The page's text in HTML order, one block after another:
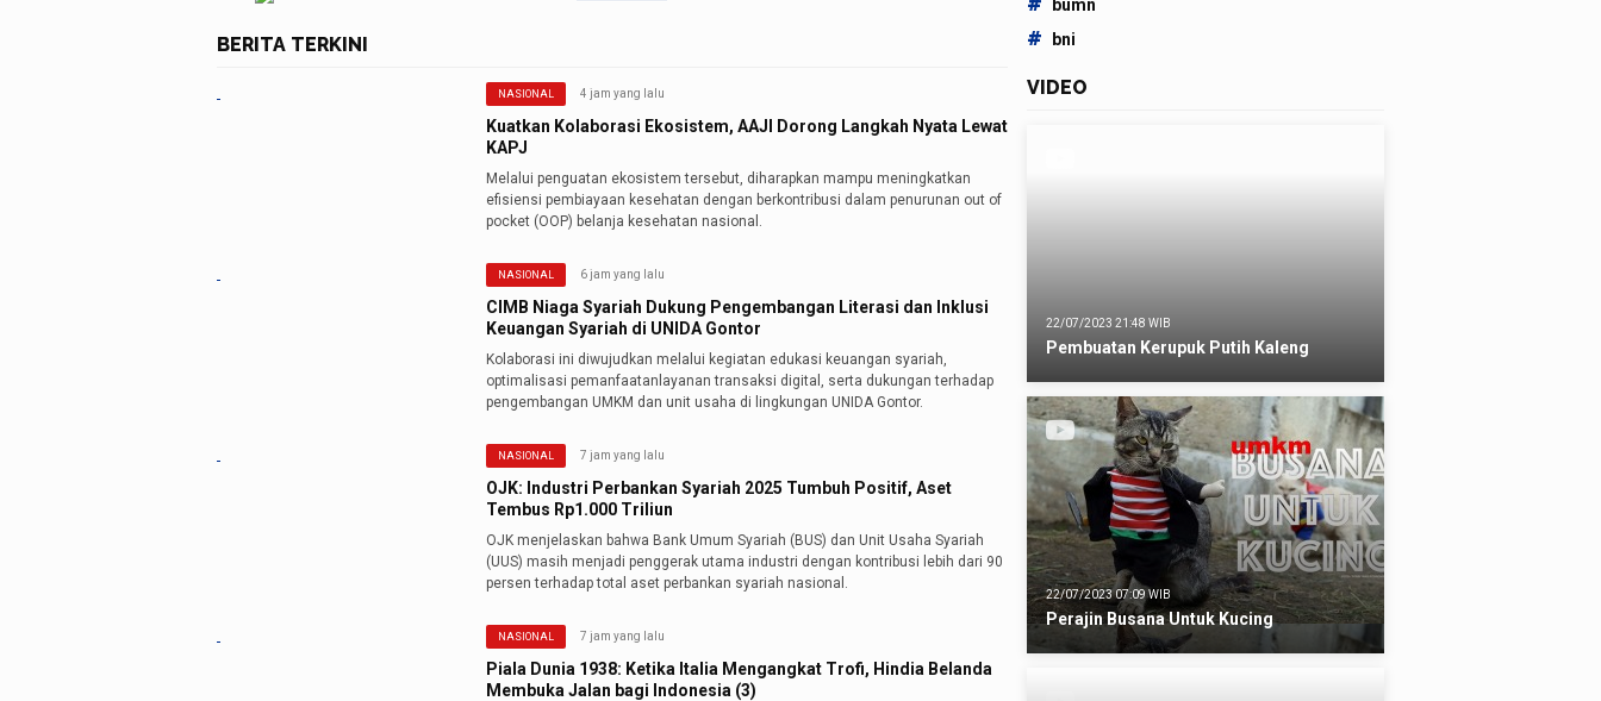
BERITA TERKINI
NASIONAL 4 jam yang lalu
Kuatkan Kolaborasi Ekosistem, AAJI Dorong Langkah Nyata Lewat
KAPJ
Melalui penguatan ekosistem tersebut, diharapkan mampu meningkatkan
efisiensi pembiayaan kesehatan dengan berkontribusi dalam penurunan out of
pocket (OOP) belanja kesehatan nasional.
NASIONAL 6 jam yang lalu
CIMB Niaga Syariah Dukung Pengembangan Literasi dan Inklusi
Keuangan Syariah di UNIDA Gontor
Kolaborasi ini diwujudkan melalui kegiatan edukasi keuangan syariah,
optimalisasi pemanfaatanlayanan transaksi digital, serta dukungan terhadap
pengembangan UMKM dan unit usaha di lingkungan UNIDA Gontor.
NASIONAL 7 jam yang lalu
OJK: Industri Perbankan Syariah 2025 Tumbuh Positif, Aset
Tembus Rp1.000 Triliun
OJK menjelaskan bahwa Bank Umum Syariah (BUS) dan Unit Usaha Syariah
(UUS) masih menjadi penggerak utama industri dengan kontribusi lebih dari 90
persen terhadap total aset perbankan syariah nasional.
NASIONAL 7 jam yang lalu
Piala Dunia 1938: Ketika Italia Mengangkat Trofi, Hindia Belanda
Membuka Jalan bagi Indonesia (3)
bumn
# bni
VIDEO
22/07/2023 21:48 WIB
Pembuatan Kerupuk Putih Kaleng
22/07/2023 07:09 WIB
Perajin Busana Untuk Kucing